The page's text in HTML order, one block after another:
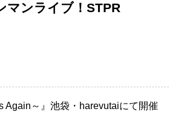
マンライブ！STPR
～』池袋・harevutaiにて開催